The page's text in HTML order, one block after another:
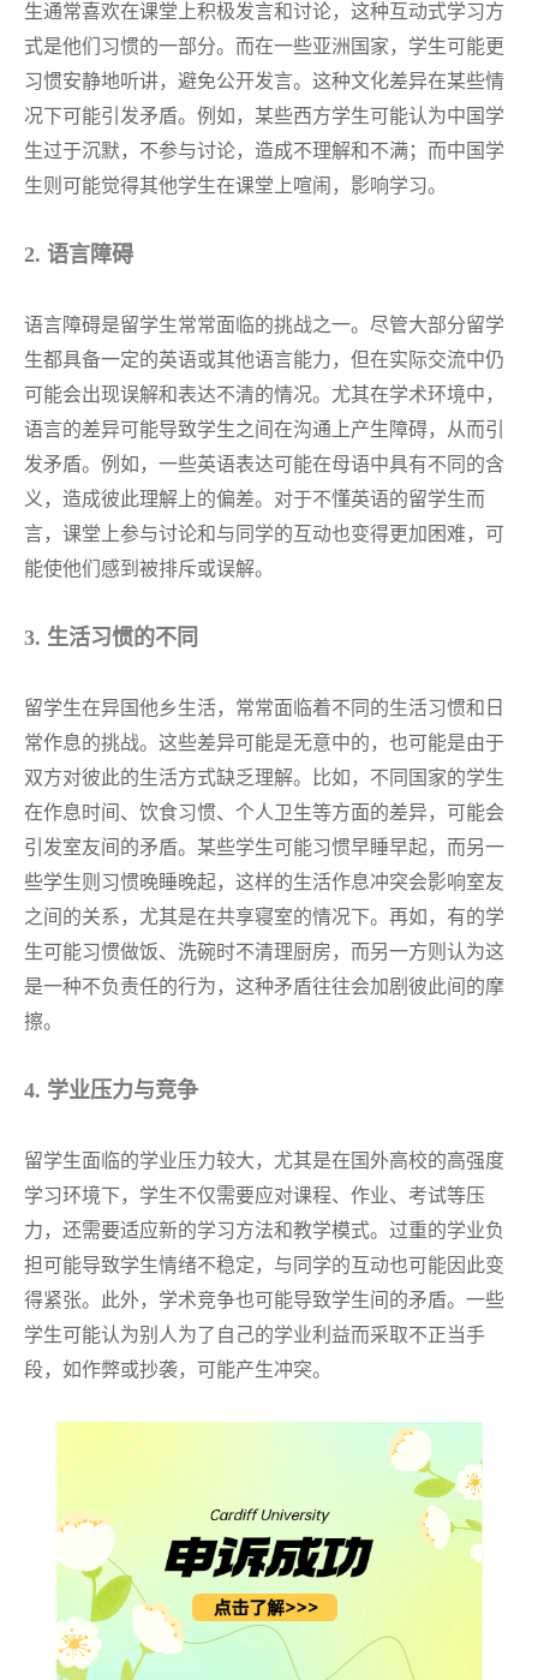
生通常喜欢在课堂上积极发言和讨论，这种互动式学习方
式是他们习惯的一部分。而在一些亚洲国家，学生可能更
习惯安静地听讲，避免公开发言。这种文化差异在某些情
况下可能引发矛盾。例如，某些西方学生可能认为中国学
生过于沉默，不参与讨论，造成不理解和不满；而中国学
生则可能觉得其他学生在课堂上喧闹，影响学习。
2. 语言障碍
语言障碍是留学生常常面临的挑战之一。尽管大部分留学
生都具备一定的英语或其他语言能力，但在实际交流中仍
可能会出现误解和表达不清的情况。尤其在学术环境中，
语言的差异可能导致学生之间在沟通上产生障碍，从而引
发矛盾。例如，一些英语表达可能在母语中具有不同的含
义，造成彼此理解上的偏差。对于不懂英语的留学生而
言，课堂上参与讨论和与同学的互动也变得更加困难，可
能使他们感到被排斥或误解。
3. 生活习惯的不同
留学生在异国他乡生活，常常面临着不同的生活习惯和日
常作息的挑战。这些差异可能是无意中的，也可能是由于
双方对彼此的生活方式缺乏理解。比如，不同国家的学生
在作息时间、饮食习惯、个人卫生等方面的差异，可能会
引发室友间的矛盾。某些学生可能习惯早睡早起，而另一
些学生则习惯晚睡晚起，这样的生活作息冲突会影响室友
之间的关系，尤其是在共享寝室的情况下。再如，有的学
生可能习惯做饭、洗碗时不清理厨房，而另一方则认为这
是一种不负责任的行为，这种矛盾往往会加剧彼此间的摩
擦。
4. 学业压力与竞争
留学生面临的学业压力较大，尤其是在国外高校的高强度
学习环境下，学生不仅需要应对课程、作业、考试等压
力，还需要适应新的学习方法和教学模式。过重的学业负
担可能导致学生情绪不稳定，与同学的互动也可能因此变
得紧张。此外，学术竞争也可能导致学生间的矛盾。一些
学生可能认为别人为了自己的学业利益而采取不正当手
段，如作弊或抄袭，可能产生冲突。